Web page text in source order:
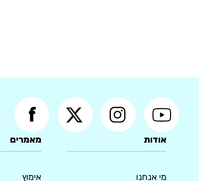
אודות
מי אנחנו
מאמרים
אימוץ